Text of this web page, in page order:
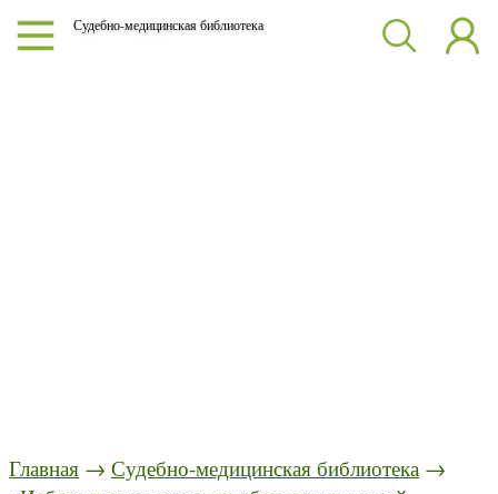
Судебно-медицинская библиотека
Главная → Судебно-медицинская библиотека →